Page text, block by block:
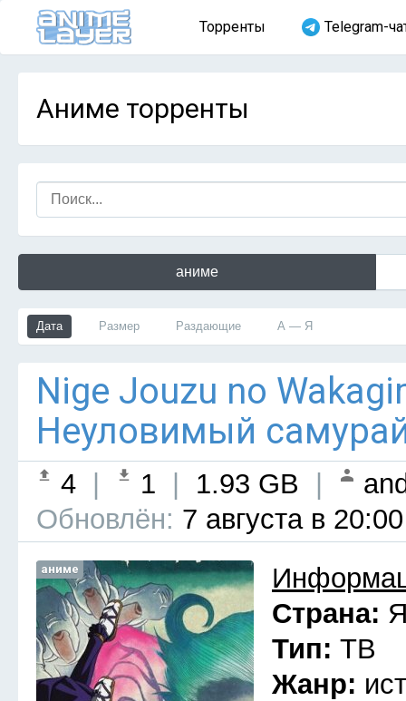
Торренты Telegram-
Аниме торренты
аниме
Дата Размер Раздающие А — Я
Nige Jouzu no
Неуловимый
4 1 1.93 GB
Обновлён: 7 августа в 20:00
аниме
Страна:
Тип: ТВ
Жанр: